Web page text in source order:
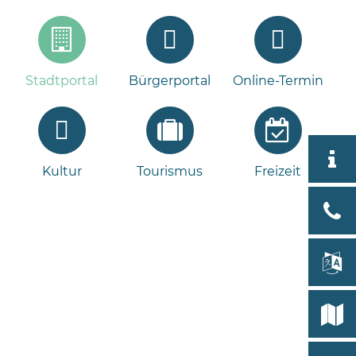
Stadtportal Bürgerportal Online-Termin
Kultur Tourismus Freizeit
Bleeck
19